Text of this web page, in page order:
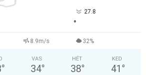
27.8
°
8.9m/s 32%
°
VAS
34°
HÉT
38°
KED
41 °